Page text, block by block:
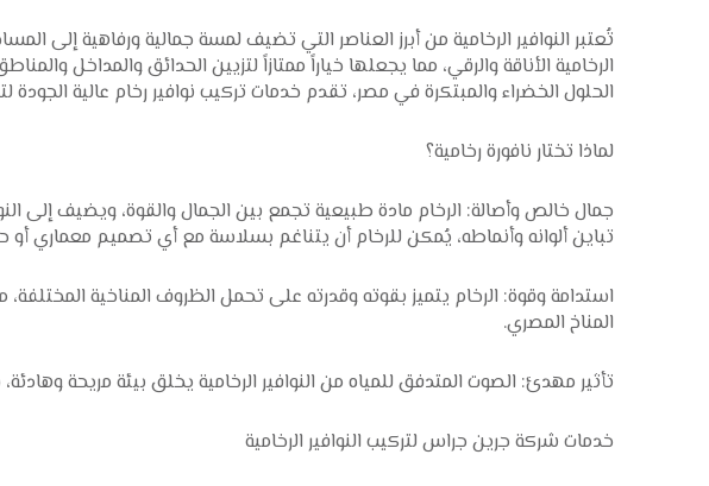
تُعتبر النوافير الرخامية من أبرز العناصر التي تضيف لمسة جمالية ورفاهية إلى
الرخامية الأناقة والرقي، مما يجعلها خياراً ممتازاً لتزيين الحدائق والمداخل
الحلول الخضراء والمبتكرة في مصر، تقدم خدمات تركيب نوافير رخام عالية الجودة
لماذا تختار نافورة رخامية؟
جمال خالص وأصالة: الرخام مادة طبيعية تجمع بين الجمال والقوة، ويضيف إلى
تباين ألوانه وأنماطه، يُمكن للرخام أن يتناغم بسلاسة مع أي تصميم معماري أو
استدامة وقوة: الرخام يتميز بقوته وقدرته على تحمل الظروف المناخية المختلفة،
المناخ المصري.
تأثير مهدئ: الصوت المتدفق للمياه من النوافير الرخامية يخلق بيئة مريحة
خدمات شركة جرين جراس لتركيب النوافير الرخامية